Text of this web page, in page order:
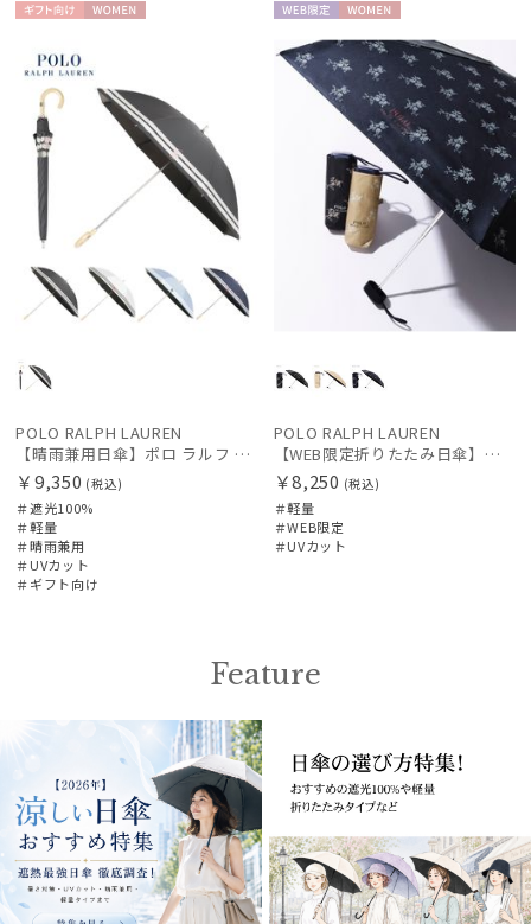
価格・割引率
販売状況
入荷状況
向け
POLO RALPH LAUREN
【晴雨兼用日傘】ポロ ラルフ ローレン (POLO RALPH LAUREN) ボーダー 遮光100 UV100 遮熱 晴雨兼用 軽量
￥9,350 (税込)
＃遮光100%
＃軽量
＃晴雨兼用
＃UVカット
＃ギフト向け
定
N
POLO RALPH LAUREN
【WEB限定折りたたみ日傘】ポロ ラルフ ローレン(POLO RALPH LAUREN)フローラル 晴雨兼用折りたたみ日傘 1級遮光
￥8,250 (税込)
＃軽量
＃WEB限定
＃UVカット
Feature